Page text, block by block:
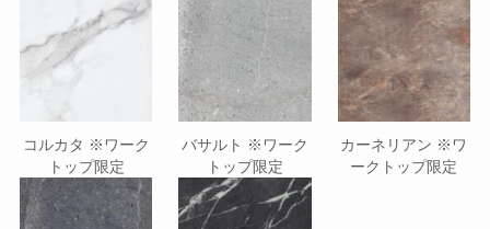
コルカタ ※ワーク
トップ限定
バサルト ※ワーク
トップ限定
カーネリアン ※ワ
ークトップ限定